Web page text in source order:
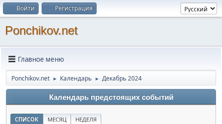
Войти Регистрация
Ponchikov.net
Главное меню
Ponchikov.net ► Календарь ► Декабрь 2024
Календарь предстоящих событий
СПИСОК МЕСЯЦ НЕДЕЛЯ